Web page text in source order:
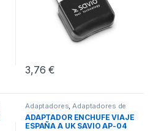
3,76€
Adaptadores,Adaptadores de
Corriente, Conectividad
ADAPTADOR ENCHUFE VIAJE
ESPAÑA A UK SAVIO AP-04